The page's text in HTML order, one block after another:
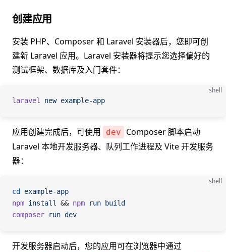
创建应用
安装 PHP、Composer 和 Laravel 安装器后，您即可创
建新 Laravel 应用。Laravel 安装器将提示您选择偏好的
测试框架、数据库及入门套件：
shell
laravel new example-app
应用创建完成后，可使用 dev
Composer 脚本启动
Laravel 本地开发服务器、队列工作进程及 Vite 开发服务
器：
shell
cd
example-app
npm install && npm run build
composer run dev
开发服务器启动后，您的应用可在浏览器中通过